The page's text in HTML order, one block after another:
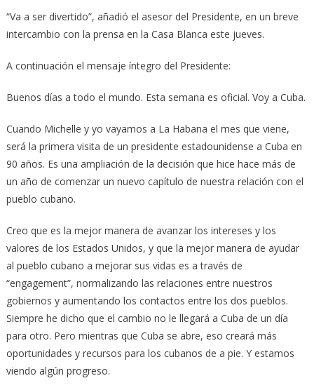
“Va a ser divertido”, añadió el asesor del Presidente, en un breve
intercambio con la prensa en la Casa Blanca este jueves.
A continuación el mensaje íntegro del Presidente:
Buenos días a todo el mundo. Esta semana es oficial. Voy a Cuba.
Cuando Michelle y yo vayamos a La Habana el mes que viene,
será la primera visita de un presidente estadounidense a Cuba en
90 años. Es una ampliación de la decisión que hice hace más de
un año de comenzar un nuevo capítulo de nuestra relación con el
pueblo cubano.
Creo que es la mejor manera de avanzar los intereses y los
valores de los Estados Unidos, y que la mejor manera de ayudar
al pueblo cubano a mejorar sus vidas es a través de
“engagement”, normalizando las relaciones entre nuestros
gobiernos y aumentando los contactos entre los dos pueblos.
Siempre he dicho que el cambio no le llegará a Cuba de un día
para otro. Pero mientras que Cuba se abre, eso creará más
oportunidades y recursos para los cubanos de a pie. Y estamos
viendo algún progreso.